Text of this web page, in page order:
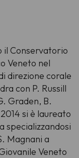
il Conservatorio
Veneto nel
direzione corale
con P. Russill
Graden, B.
si è laureato
specializzandosi
Magnani a
Veneto